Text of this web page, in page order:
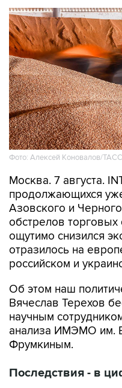
Фото: Алексей Коновалов/ТАСС
Москва. 7 августа.
продолжающихся
Азовского и
обстрелов
ощутимо снизился
отразилось на
российском и
Об этом наш
Вячеслав Терехов
научным
анализа ИМЭМО им.
Фрумкиным.
Последствия - в